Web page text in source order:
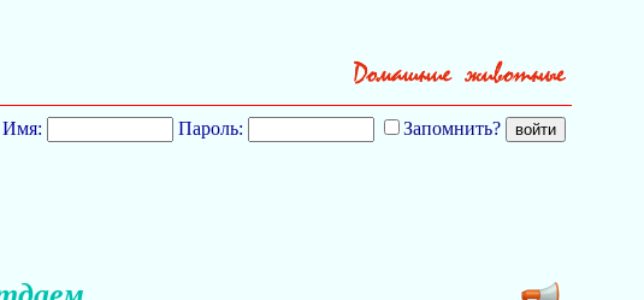
Имя: Пароль: Запомнить?